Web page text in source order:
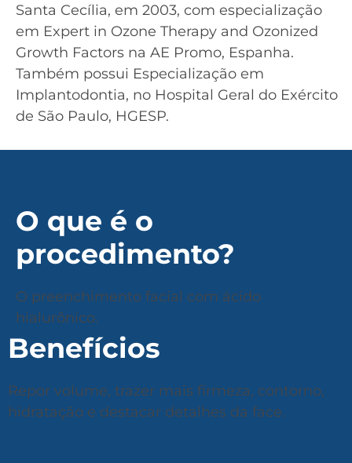
Santa Cecília, em 2003, com especialização
em Expert in Ozone Therapy and Ozonized
Growth Factors na AE Promo, Espanha.
Também possui Especialização em
Implantodontia, no Hospital Geral do Exército
de São Paulo, HGESP.
O que é o
procedimento?
O preenchimento facial com ácido
hialurônico.
Benefícios
Repor volume, trazer mais firmeza, contorno,
hidratação e destacar detalhes da face.